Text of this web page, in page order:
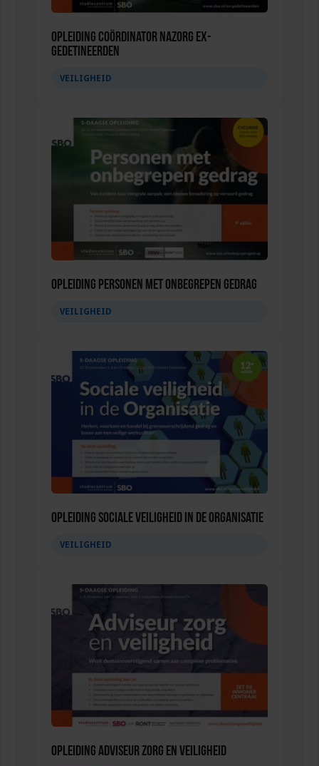
Opleiding Coördinator nazorg ex-
gedetineerden
VEILIGHEID
Opleiding Personen met onbegrepen gedrag
VEILIGHEID
Opleiding Sociale Veiligheid in de Organisatie
VEILIGHEID
Opleiding Adviseur zorg en veiligheid